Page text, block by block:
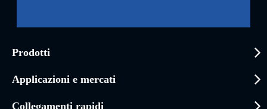
Prodotti
Applicazioni e mercati
Collegamenti rapidi